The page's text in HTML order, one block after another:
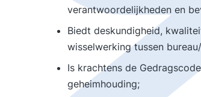
verantwoordelijkheden en
Biedt deskundigheid,
wisselwerking tussen
Is krachtens de
geheimhouding;